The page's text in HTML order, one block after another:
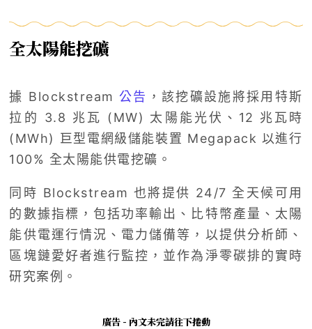
全太陽能挖礦
據 Blockstream 公告 ，該挖礦設施將採用特斯
拉的 3.8 兆瓦 (MW) 太陽能光伏、12 兆瓦時
(MWh) 巨型電網級儲能裝置 Megapack 以進行
100% 全太陽能供電挖礦。
同時 Blockstream 也將提供 24/7 全天候可用
的數據指標，包括功率輸出、比特幣產量、太陽
能供電運行情況、電力儲備等，以提供分析師、
區塊鏈愛好者進行監控，並作為淨零碳排的實時
研究案例。
廣告 - 內文未完請往下捲動